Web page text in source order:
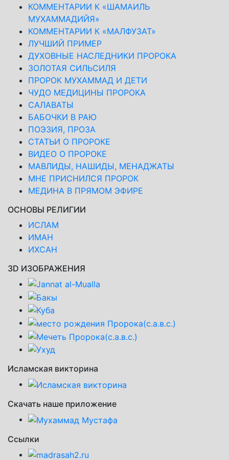
КОММЕНТАРИИ К «ШАМАИЛЬ
МУХАММАДИЙЯ»
КОММЕНТАРИИ К «МАЛФУЗАТ»
ЛУЧШИЙ ПРИМЕР
ДУХОВНЫЕ НАСЛЕДНИКИ ПРОРОКА
ЗОЛОТАЯ СИЛЬСИЛЯ
ПРОРОК МУХАММАД И ДЕТИ
ЧУДО МЕДИЦИНЫ ПРОРОКА
САЛАВАТЫ
БАБОЧКИ В РАЮ
ПОЭЗИЯ, ПРОЗА
СТАТЬИ О ПРОРОКЕ
ВИДЕО О ПРОРОКЕ
МАВЛИДЫ, НАШИДЫ, МЕНАДЖАТЫ
МНЕ ПРИСНИЛСЯ ПРОРОК
МЕДИНА В ПРЯМОМ ЭФИРЕ
ОСНОВЫ РЕЛИГИИ
ИСЛАМ
ИМАН
ИХСАН
3D ИЗОБРАЖЕНИЯ
Исламская викторина
Скачать наше приложение
Ссылки